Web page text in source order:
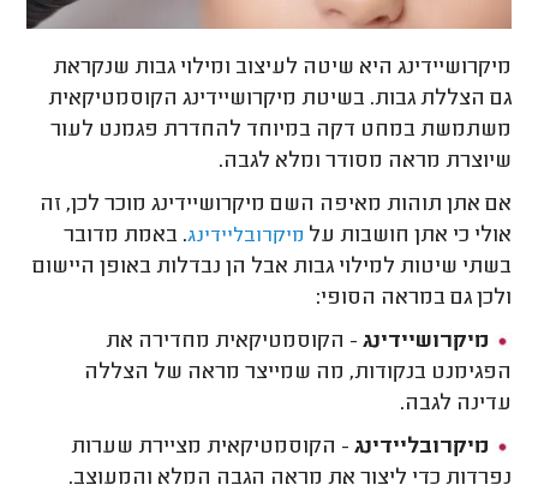
מיקרושיידינג היא שיטה לעיצוב ומילוי גבות שנקראת
גם הצללת גבות. בשיטת מיקרושיידינג הקוסמטיקאית
משתמשת במחט דקה במיוחד להחדרת פגמנט לעור
שיוצרת מראה מסודר ומלא לגבה.
אם אתן תוהות מאיפה השם מיקרושיידינג מוכר לכן, זה
אולי כי אתן חושבות על מיקרובליידינג. באמת מדובר
בשתי שיטות למילוי גבות אבל הן נבדלות באופן היישום
ולכן גם במראה הסופי:
מיקרושיידינג - הקוסמטיקאית מחדירה את
הפגימנט בנקודות, מה שמייצר מראה של הצללה
עדינה לגבה.
מיקרובליידינג - הקוסמטיקאית מציירת שערות
נפרדות כדי ליצור את מראה הגבה המלא והמעוצב.